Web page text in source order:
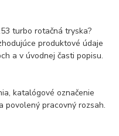
turbo rotačná tryska?
produktové údaje
a v úvodnej časti popisu.
katalógové označenie
povolený pracovný rozsah.